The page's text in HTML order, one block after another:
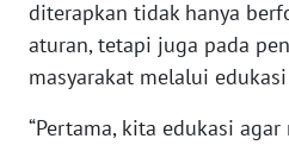
diterapkan tidak hanya
aturan, tetapi juga pada
masyarakat melalui
“Pertama, kita edukasi
WN
WN
SULBAR